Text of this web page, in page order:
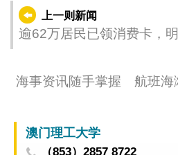
上一则新闻
逾62万居民已领消费卡，
海事资讯随手掌握 航班海滩
澳门理工大学
（853）2857 8722